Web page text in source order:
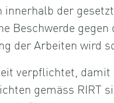
der
Beschwerde gegen
der Arbeiten wird
verpflichtet, damit
gemäss RIRT